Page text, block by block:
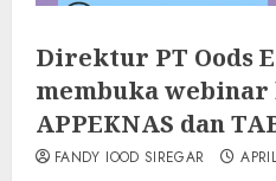
Direktur PT Oods
membuka webinar
APPEKNAS dan
FANDY IOOD SIREGAR